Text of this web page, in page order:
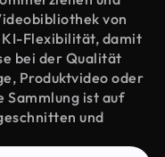
von
KI-Flexibilität, damit
bei der Qualität
Produktvideo oder
Sammlung ist auf
und